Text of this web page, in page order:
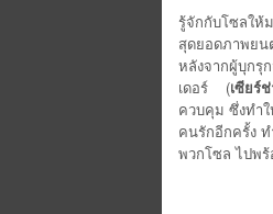
รู้จักกับโซลให้
สุดยอดภาพยน
หลังจากผู้บุกรุก
เดอร์ (เซียร์
ควบคุม ซึ่งทำ
คนรักอีกครั้ง
พวกโซล ไปพ